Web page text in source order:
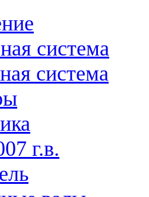
система
система
г.в.